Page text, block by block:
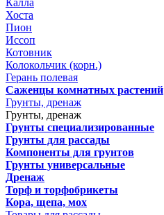
Калла
Хоста
Пион
Иссоп
Котовник
Колокольчик (корн.)
Герань полевая
Саженцы комнатных растений
Грунты, дренаж
Грунты, дренаж
Грунты специализированные
Грунты для рассады
Компоненты для грунтов
Грунты универсальные
Дренаж
Торф и торфобрикеты
Кора, щепа, мох